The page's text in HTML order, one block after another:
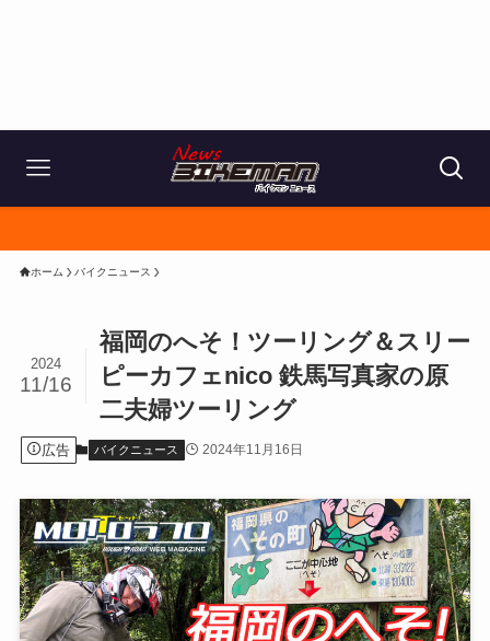
ホーム バイクニュース
福岡のへそ！ツーリング＆スリー
ピーカフェnico 鉄馬写真家の原
二夫婦ツーリング
2024
11/16
広告 バイクニュース 2024年11月16日